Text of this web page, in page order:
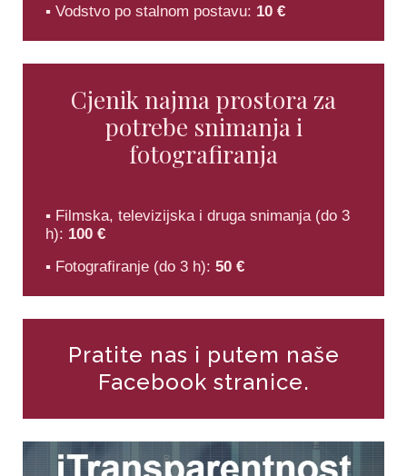
▪ Vodstvo po stalnom postavu: 10 €
Cjenik najma prostora za
potrebe snimanja i
fotografiranja
▪ Filmska, televizijska i druga snimanja (do 3
h): 100 €
▪ Fotografiranje (do 3 h): 50 €
Pratite nas i putem naše
Facebook stranice.